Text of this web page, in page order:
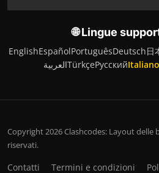
🌐 Lingue
EnglishEspañolPortuguêsDeutsch日
العربيةTürkçeРусскийItaliano
Copyright 2026 Clashcodes: Layout delle
riservati.
Contatti Termini e condizioni